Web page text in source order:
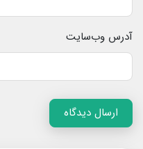
آدرس وب‌سایت
ارسال دیدگاه